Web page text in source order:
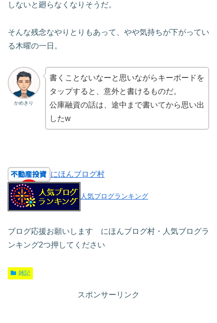
しないと廻らなくなりそうだ。
そんな残念なやりとりもあって、やや気持ちが下がってい
る木曜の一日。
かめきり
書くことないなーと思いながらキーボードを
タップすると、意外と書けるものだ。
公庫融資の話は、途中まで書いてから思い出
したw
にほんブログ村
人気ブログランキング
ブログ応援お願いします にほんブログ村・人気ブログラ
ンキング2つ押してください
雑記
スポンサーリンク